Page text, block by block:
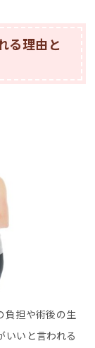
る理由と
負担や術後の生
いいと言われる